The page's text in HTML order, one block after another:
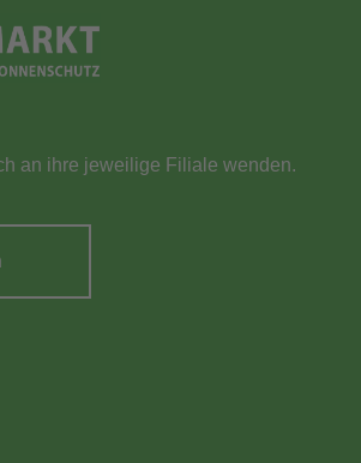
an ihre jeweilige Filiale wenden.